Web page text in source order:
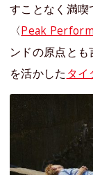
すことなく満喫
〈Peak
ンドの原点と
を活かした タイ